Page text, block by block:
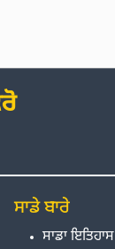
ਸਾਡੇ ਬਾਰੇ
ਸਾਡਾ ਇਤਿਹਾਸ